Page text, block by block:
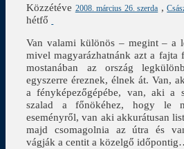
Közzétéve 2008. március 26. szerda ,
hétfő
Van valami különös – megint – a
mivel magyarázhatnánk azt a fajta
mostanában az ország
egyszerre éreznek, élnek át. Van,
a fényképezőgépébe, van, aki a
szalad a főnökéhez, hogy le
eseményről, van aki akkurátusan
majd csomagolnia az útra és
vágják a centit a közelgő